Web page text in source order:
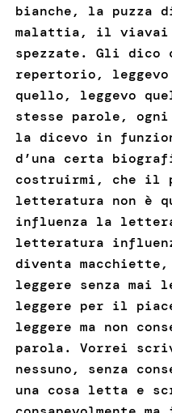
bianche, la puzza
malattia, il viavai
spezzate. Gli dico
repertorio,
quello, leggevo
stesse parole,
la dicevo in
d’una certa
costruirmi, che il
letteratura non è
influenza la
letteratura
diventa
leggere senza mai
leggere per il
leggere ma non
parola. Vorrei
nessuno, senza
una cosa letta e